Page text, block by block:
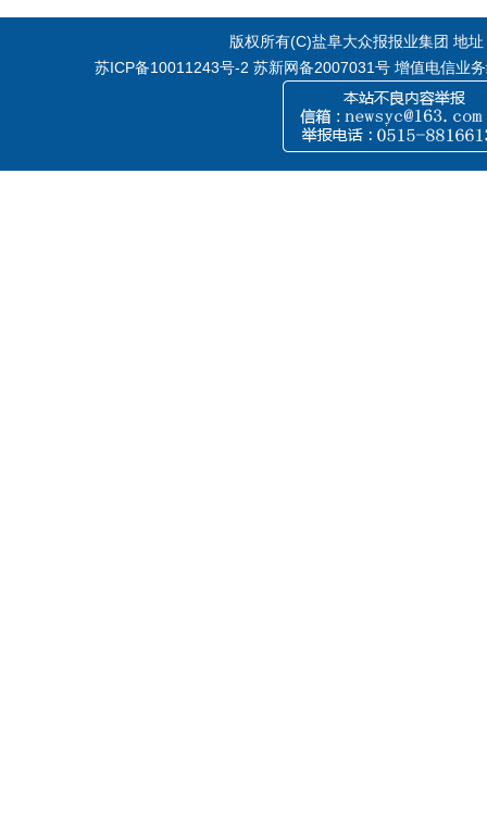
版权所有(C)盐阜大众报报业集团 地
苏ICP备10011243号-2 苏新网备2007031号 增值电信业